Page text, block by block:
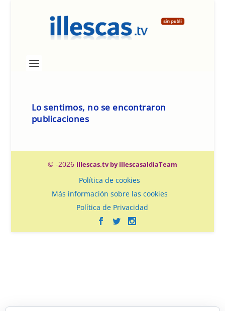
Lo sentimos, no se encontraron
publicaciones
© -2026 illescas.tv by illescasaldiaTeam
Política de cookies
Más información sobre las cookies
Política de Privacidad